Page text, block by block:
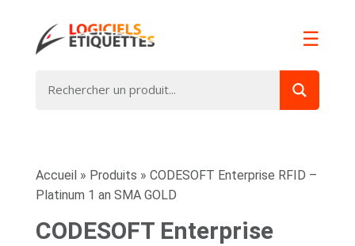
☰
Accueil » Produits » CODESOFT Enterprise RFID –
Platinum 1 an SMA GOLD
CODESOFT Enterprise